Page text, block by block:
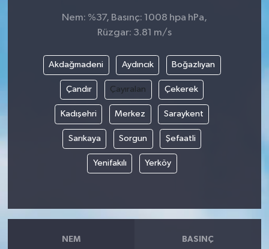
Nem: %37, Basınç: 1008 hpa hPa,
Rüzgar: 3.81 m/s
Akdağmadeni Aydıncık Boğazlıyan
Çandır Çayıralan Çekerek
Kadışehri Merkez Saraykent
Sarıkaya Sorgun Şefaatli
Yenifakılı Yerköy
NEM BASINÇ